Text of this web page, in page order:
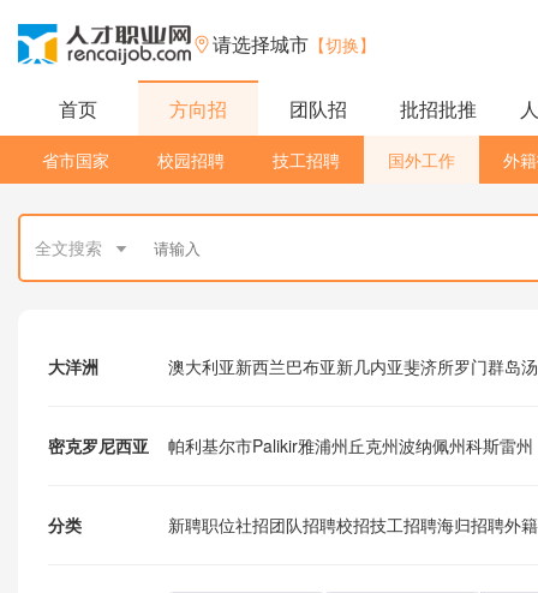
请选择城市 【切换】
首页 方向招 团队招 批招批推
省市国家 校园招聘 技工招聘 国外工作 外
全文搜索
大洋洲 澳大利亚新西兰巴布亚新几内亚斐济所罗门群岛
密克罗尼西亚 帕利基尔市Palikir雅浦州丘克州波纳佩州科斯雷州
分类 新聘职位社招团队招聘校招技工招聘海归招聘外